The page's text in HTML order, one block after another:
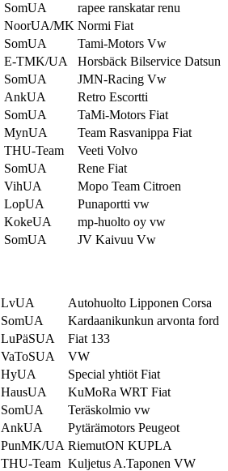
SomUA
rapee ranskatar renu
NoorUA/MK Normi Fiat
SomUA
Tami-Motors Vw
E-TMK/UA
Horsbäck Bilservice Datsun
SomUA
JMN-Racing Vw
AnkUA
Retro Escortti
SomUA
TaMi-Motors Fiat
MynUA
Team Rasvanippa Fiat
THU-Team
Veeti Volvo
SomUA
Rene Fiat
VihUA
Mopo Team Citroen
LopUA
Punaportti vw
KokeUA
mp-huolto oy vw
SomUA
JV Kaivuu Vw
LvUA
Autohuolto Lipponen Corsa
SomUA
Kardaanikunkun arvonta ford
LuPäSUA
Fiat 133
VaToSUA
VW
HyUA
Special yhtiöt Fiat
HausUA
KuMoRa WRT Fiat
SomUA
Teräskolmio vw
AnkUA
Pytärämotors Peugeot
PunMK/UA RiemutON KUPLA
THU-Team Kuljetus A.Taponen VW